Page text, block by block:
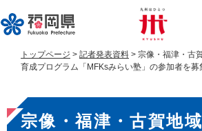
ー
ジ
す
。
ニ
ュ
し
て
トップページ > 記者発表資料 > 宗像・福津・古
育成プログラム「MFKsみらい塾」の参加者を募
本
文
宗像・福津・古賀地